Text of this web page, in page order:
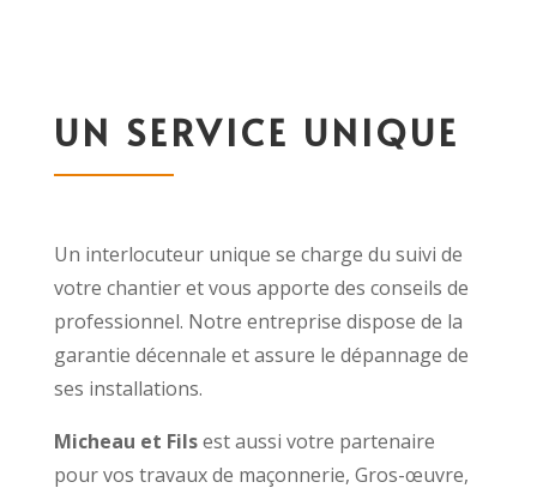
UN SERVICE UNIQUE
Un interlocuteur unique se charge du suivi de
votre chantier et vous apporte des conseils de
professionnel. Notre entreprise dispose de la
garantie décennale et assure le dépannage de
ses installations.
Micheau et Filsest aussi votre partenaire
pour vos travaux de maçonnerie, Gros-œuvre,